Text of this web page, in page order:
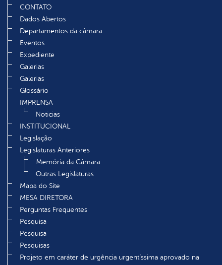
CONTATO
Dados Abertos
Departamentos da câmara
Eventos
Expediente
Galerias
Galerias
Glossário
IMPRENSA
Noticias
INSTITUCIONAL
Legislação
Legislaturas Anteriores
Memória da Câmara
Outras Legislaturas
Mapa do Site
MESA DIRETORA
Perguntas Frequentes
Pesquisa
Pesquisa
Pesquisas
Projeto em caráter de urgência urgentíssima aprovado na